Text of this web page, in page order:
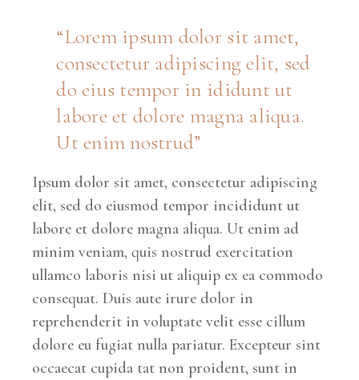
“Lorem ipsum dolor sit amet,
consectetur adipiscing elit, sed
do eius tempor in ididunt ut
labore et dolore magna aliqua.
Ut enim nostrud”
Ipsum dolor sit amet, consectetur adipiscing
elit, sed do eiusmod tempor incididunt ut
labore et dolore magna aliqua. Ut enim ad
minim veniam, quis nostrud exercitation
ullamco laboris nisi ut aliquip ex ea commodo
consequat. Duis aute irure dolor in
reprehenderit in voluptate velit esse cillum
dolore eu fugiat nulla pariatur. Excepteur sint
occaecat cupida tat non proident, sunt in